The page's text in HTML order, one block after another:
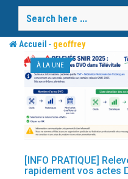
content
Accueil - geoffrey
À LA UNE
[INFO PRATIQUE]
rapidement vos actes